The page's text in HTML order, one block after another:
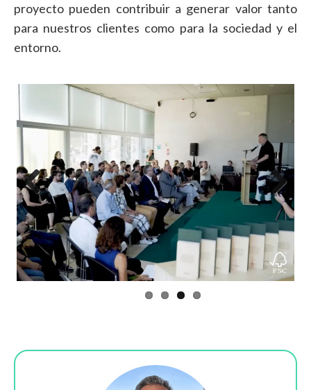
proyecto pueden contribuir a generar valor tanto
para nuestros clientes como para la sociedad y el
entorno.
Previous Next